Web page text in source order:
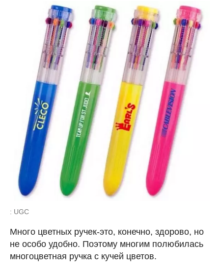
: UGC
Много цветных ручек-это, конечно, здорово, но
не особо удобно. Поэтому многим полюбилась
многоцветная ручка с кучей цветов.